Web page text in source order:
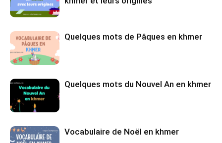
Quelques mots de Pâques en khmer
Quelques mots du Nouvel An en khmer
Vocabulaire de Noël en khmer